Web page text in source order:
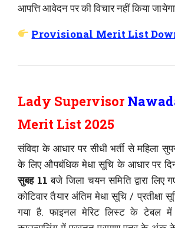
आपत्ति आवेदन पर की विचार नहीं किया
Provisional Merit List
Lady Supervisor
Merit List 2025
संविदा के आधार पर सीधी भर्ती से महिला
के लिए औपबंधिक मेधा सूचि के आधार पर
सुबह 11 बजे जिला चयन समिति द्वारा लिए
कोटिवार तैयार अंतिम मेधा सूचि / प्रतीक्षा
गया है. फाइनल मेरिट लिस्ट के